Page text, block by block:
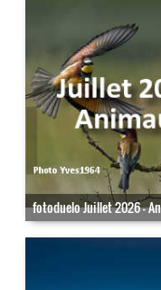
fotoduelo Juillet 2026 -